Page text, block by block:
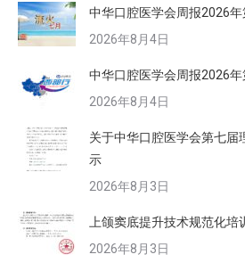
中华口腔医学会周报2026年
2026年8月4日
中华口腔医学会周报2026年
2026年8月4日
关于中华口腔医学会第七届
示
2026年8月3日
上颌窦底提升技术规范化
2026年8月3日